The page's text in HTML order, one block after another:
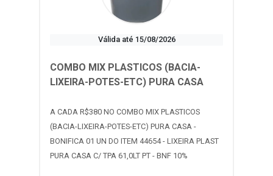
Válida até 15/08/2026
COMBO MIX PLASTICOS (BACIA-
LIXEIRA-POTES-ETC) PURA CASA
A CADA R$380 NO COMBO MIX PLASTICOS
(BACIA-LIXEIRA-POTES-ETC) PURA CASA -
BONIFICA 01 UN DO ITEM 44654 - LIXEIRA PLAST
PURA CASA C/ TPA 61,0LT PT - BNF 10%